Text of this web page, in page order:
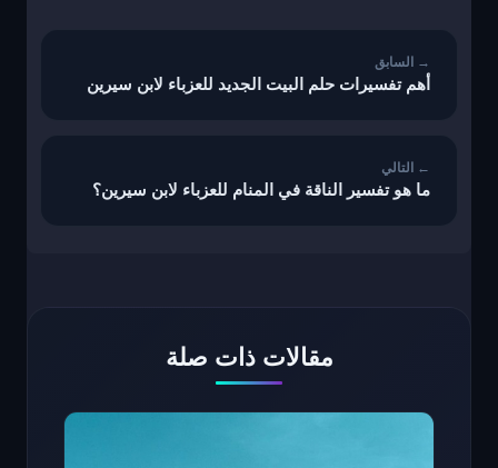
أهم تفسيرات حلم البيت الجديد للعزباء لابن سيرين
ما هو تفسير الناقة في المنام للعزباء لابن سيرين؟
مقالات ذات صلة